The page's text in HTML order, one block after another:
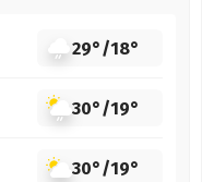
29°/18°
30°/19°
30°/19°